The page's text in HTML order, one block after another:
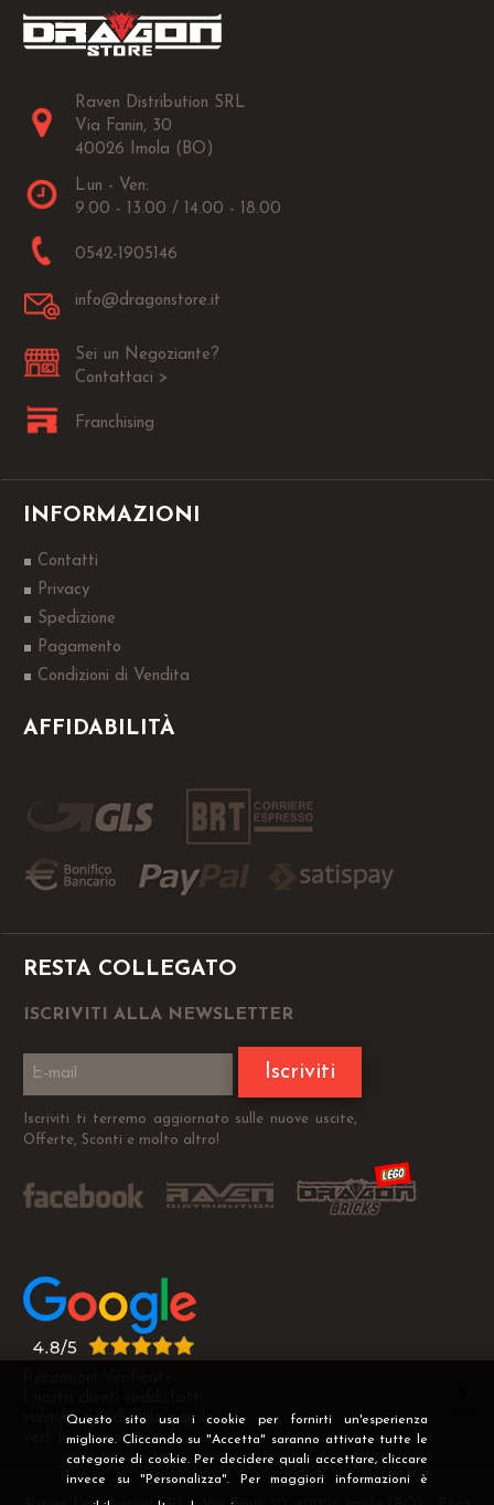
Questo sito usa i cookie per fornirti un'esperienza
migliore. Cliccando su "Accetta" saranno attivate tutte le
categorie di cookie. Per decidere quali accettare, cliccare
invece su "Personalizza". Per maggiori informazioni è
Raven Distribution SRL
Via Fanin, 30
40026 Imola (BO)
Lun - Ven:
9.00 - 13.00 / 14.00 - 18.00
0542-1905146
info@dragonstore.it
Sei un Negoziante?
Contattaci >
Franchising
INFORMAZIONI
Contatti
Privacy
Spedizione
Pagamento
Condizioni di Vendita
AFFIDABILITÀ
RESTA COLLEGATO
ISCRIVITI ALLA NEWSLETTER
Iscriviti
Iscriviti ti terremo aggiornato sulle nuove uscite,
Offerte, Sconti e molto altro!
valgono più di mille parole
vedi le recensioni >